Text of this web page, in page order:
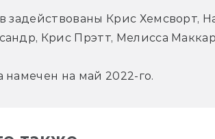
задействованы Крис Хемсворт,
Крис Прэтт, Мелисса
на май 2022-го.